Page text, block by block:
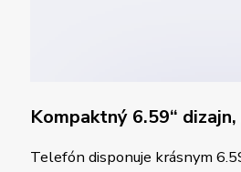
Kompaktný 6.59“
Telefón disponuje krásnym